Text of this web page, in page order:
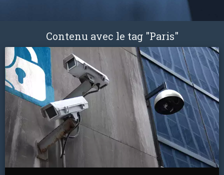
Contenu avec le tag "Paris"